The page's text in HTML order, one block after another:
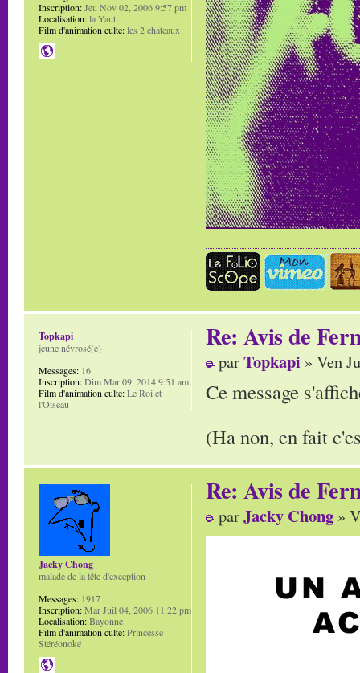
Inscription:Jeu Nov 02, 2006 9:57 pm
Localisation:la Yaut
Film d'animation culte:les 2 chateaux
Re: Avis de
parTopkapi » Ven
Ce message
(Ha non, en fait
Topkapi
jeune névrosé(e)
Messages: 16
Inscription:Dim Mar 09, 2014 9:51 am
Film d'animation culte:Le Roi et
l'Oiseau
Re: Avis de
parJacky Chong »
Jacky Chong
malade de la tête d'exception
Messages: 1917
Inscription:Mar Juil 04, 2006 11:22 pm
Localisation:Bayonne
Film d'animation culte:Princesse
Stéréonoké